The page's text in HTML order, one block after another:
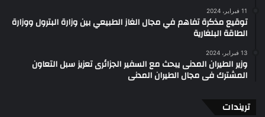
11 فبراير، 2024
توقيع مذكرة تفاهم في مجال الغاز الطبيعي بين وزارة البترول ووزارة
الطاقة البلغارية
13 فبراير، 2024
وزير الطيران المدنى يبحث مع السفير الجزائرى تعزيز سبل التعاون
المشترك فى مجال الطيران المدنى
تريندات